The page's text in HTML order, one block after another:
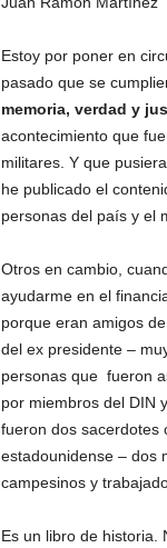
Estoy por poner en
pasado que se
memoria, verdad y
acontecimiento que
militares. Y que
he publicado el
personas del país y el
Otros en cambio,
ayudarme en el
porque eran amigos
del ex presidente –
personas que fueron
por miembros del DIN
fueron dos
estadounidense – dos
campesinos y
Es un libro de historia.